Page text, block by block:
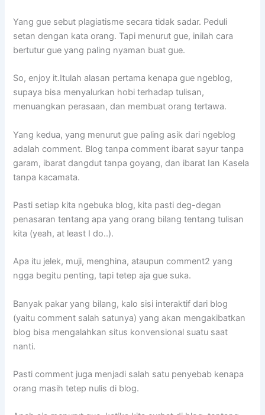
Yang gue sebut plagiatisme secara tidak sadar. Peduli
setan dengan kata orang. Tapi menurut gue, inilah cara
bertutur gue yang paling nyaman buat gue.
So, enjoy it.Itulah alasan pertama kenapa gue ngeblog,
supaya bisa menyalurkan hobi terhadap tulisan,
menuangkan perasaan, dan membuat orang tertawa.
Yang kedua, yang menurut gue paling asik dari ngeblog
adalah comment. Blog tanpa comment ibarat sayur tanpa
garam, ibarat dangdut tanpa goyang, dan ibarat Ian Kasela
tanpa kacamata.
Pasti setiap kita ngebuka blog, kita pasti deg-degan
penasaran tentang apa yang orang bilang tentang tulisan
kita (yeah, at least I do..).
Apa itu jelek, muji, menghina, ataupun comment2 yang
ngga begitu penting, tapi tetep aja gue suka.
Banyak pakar yang bilang, kalo sisi interaktif dari blog
(yaitu comment salah satunya) yang akan mengakibatkan
blog bisa mengalahkan situs konvensional suatu saat
nanti.
Pasti comment juga menjadi salah satu penyebab kenapa
orang masih tetep nulis di blog.